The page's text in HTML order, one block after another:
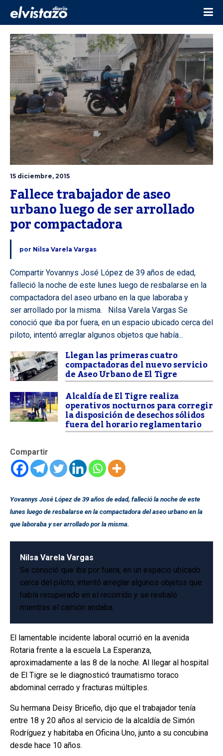
15 diciembre, 2015
Fallece trabajador de aseo
urbano luego de ser arrollado
por compactadora
por Nilsa Varela Vargas
Compartir Yovannys José López de 39 años de edad,
falleció la noche de este lunes luego de resbalarse en la
compactadora del aseo urbano en la que laboraba y
ser arrollado por la misma. Nilsa Varela Vargas Se
conoció que iba por fuera, en un espacio ubicado cerca del
piloto, intentó arreglar algunos objetos que había...
Llegan las primeras cuatro
compactadoras del nuevo servicio
de Aseo Urbano de El Tigre
Alcaldía de El Tigre realiza
operativos nocturnos para corregir
la disposición de desechos sólidos
fuera del horario reglamentario
Compartir
Yovannys José López de 39 años de edad, falleció la noche de este
lunes luego de resbalarse en la compactadora del aseo urbano en la
que laboraba y ser arrollado por la misma.
Nilsa Varela Vargas
Se conoció que iba por fuera, en un espacio ubicado
cerca del piloto, intentó arreglar algunos objetos que
había recuperado en el recorrido y se resbaló
mientras el camión andaba.
El lamentable incidente laboral ocurrió en la avenida
Rotaria frente a la escuela La Esperanza,
aproximadamente a las 8 de la noche. Al llegar al hospital
de El Tigre se le diagnosticó traumatismo toraco
abdominal cerrado y fracturas múltiples.
Su hermana Deisy Briceño, dijo que el trabajador tenía
entre 18 y 20 años al servicio de la alcaldía de Simón
Rodríguez y habitaba en Oficina Uno, junto a su concubina
desde hace 10 años.